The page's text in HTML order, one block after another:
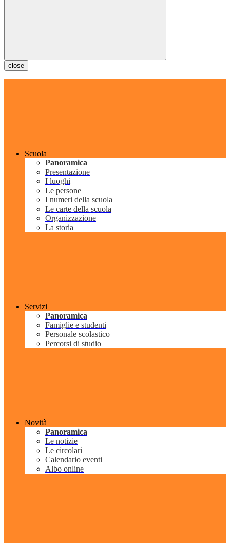
close
Scuola
Panoramica
Presentazione
I luoghi
Le persone
I numeri della scuola
Le carte della scuola
Organizzazione
La storia
Servizi
Panoramica
Famiglie e studenti
Personale scolastico
Percorsi di studio
Novità
Panoramica
Le notizie
Le circolari
Calendario eventi
Albo online